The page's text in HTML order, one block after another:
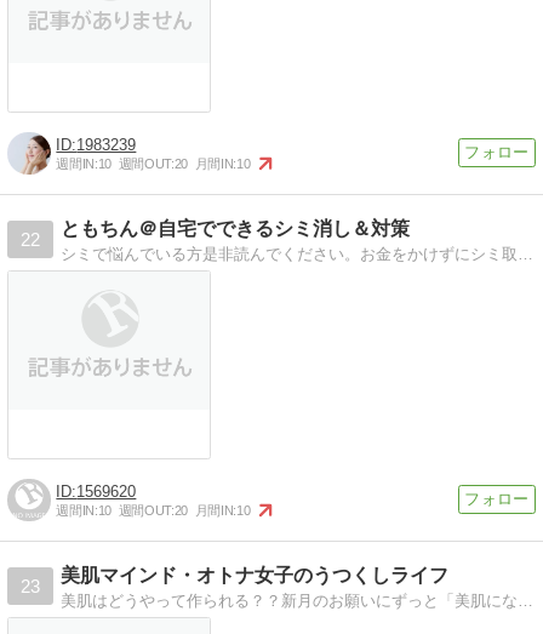
1983239
週間IN:10 週間OUT:20 月間IN:10
22
ともちん＠自宅でできるシミ消し＆対策
1569620
週間IN:10 週間OUT:20 月間IN:10
23
美肌マインド・オトナ女子のうつくしライフ